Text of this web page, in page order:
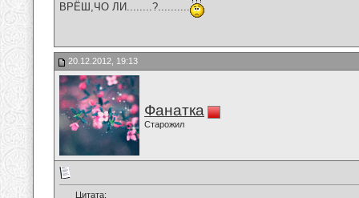
ВРЁШ,ЧО ЛИ........?..........
20.12.2012, 19:13
Фанатка
Старожил
Цитата: